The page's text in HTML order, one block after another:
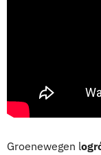
Groenewegen l